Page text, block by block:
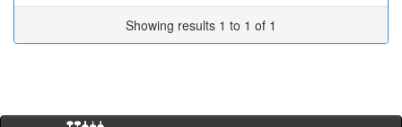
Showing results 1 to 1 of 1